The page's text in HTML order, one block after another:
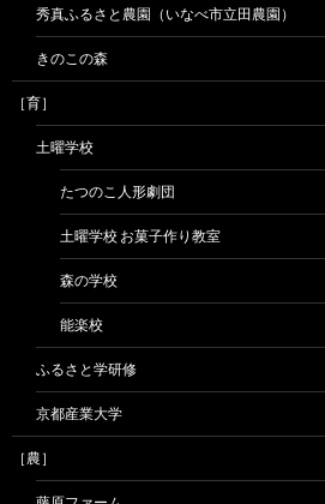
秀真ふるさと農園（いなべ市立田農園）
きのこの森
［育］
土曜学校
たつのこ人形劇団
土曜学校 お菓子作り教室
森の学校
能楽校
ふるさと学研修
京都産業大学
［農］